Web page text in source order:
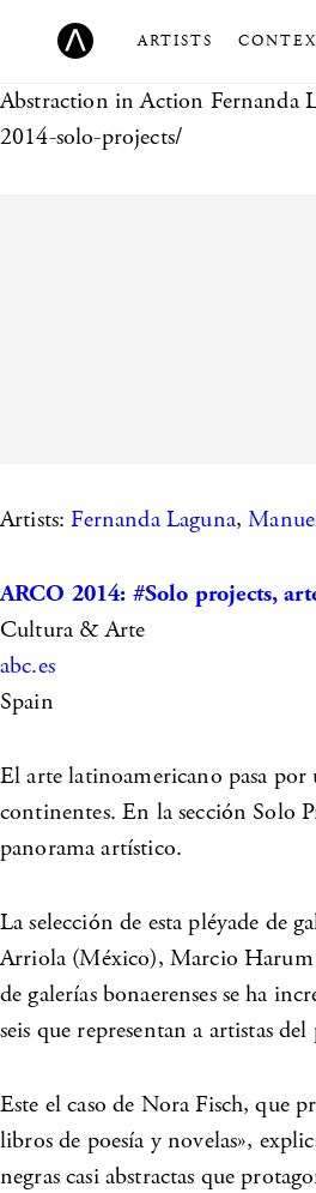
ARTISTS
Abstraction in Action Fernanda
2014-solo-projects/
Artists:Fernanda Laguna,
ARCO 2014: #Solo projects,
Cultura & Arte
abc.es
Spain
El arte latinoamericano pasa
continentes. En la sección Solo
panorama artístico.
La selección de esta pléyade de
Arriola (México), Marcio Harum
de galerías bonaerenses se ha
seis que representan a artistas del
Este el caso de Nora Fisch, que
libros de poesía y novelas»,
negras casi abstractas que